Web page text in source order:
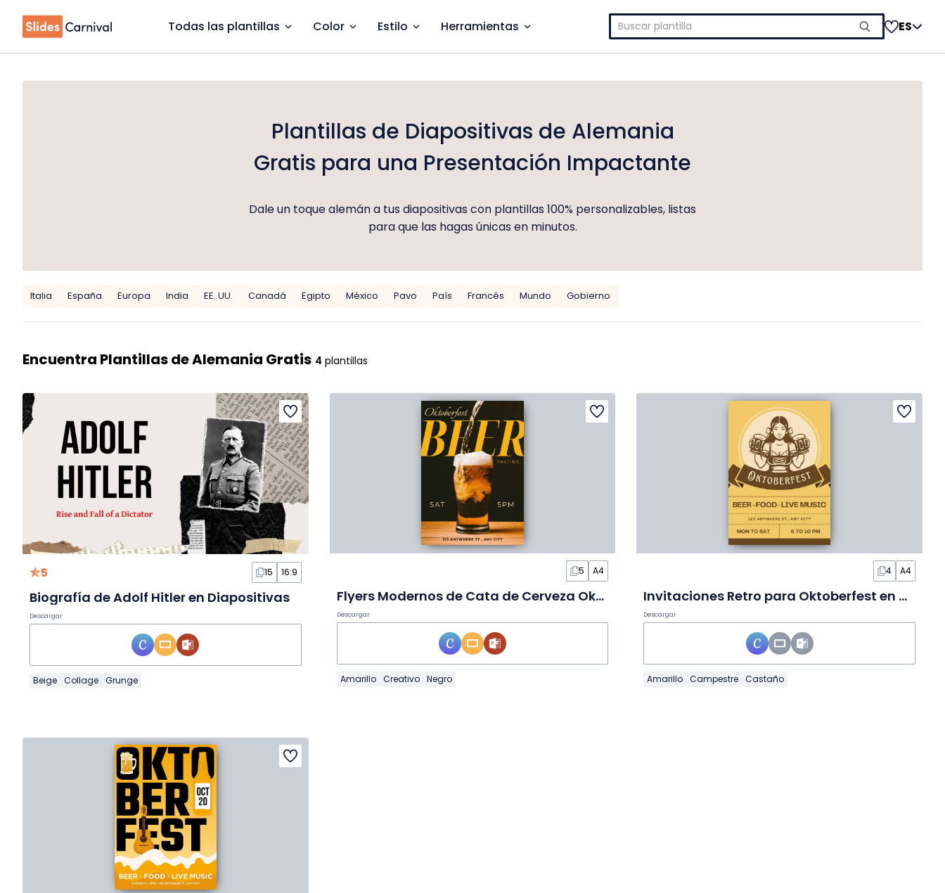
Todas las plantillas Color Estilo Herramientas Buscar: ES
Plantillas de Diapositivas de Alemania
Gratis para una Presentación Impactante
Dale un toque alemán a tus diapositivas con plantillas 100% personalizables, listas
para que las hagas únicas en minutos.
Italia España Europa India EE. UU. Canadá Egipto México Pavo País Francés Mundo Gobierno
Encuentra Plantillas de Alemania Gratis 4 plantillas
5 15 16:9
Biografía de Adolf Hitler en Diapositivas
Descargar
Beige Collage Grunge
5 A4
Flyers Modernos de Cata de Cerveza Oktoberfest en Diapositivas
Descargar
Amarillo Creativo Negro
4 A4
Invitaciones Retro para Oktoberfest en Diapositivas
Descargar
Amarillo Campestre Castaño